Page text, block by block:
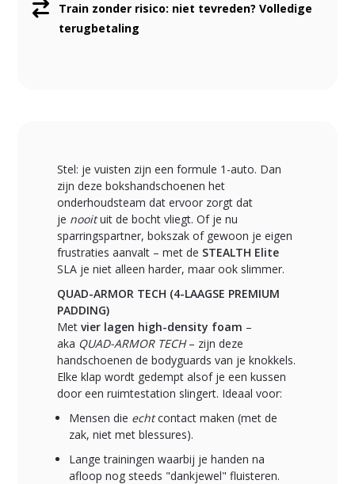
Train zonder risico: niet tevreden? Volledige
terugbetaling
Stel: je vuisten zijn een formule 1-auto. Dan
zijn deze bokshandschoenen het
onderhoudsteam dat ervoor zorgt dat
je nooituit de bocht vliegt. Of je nu
sparringspartner, bokszak of gewoon je eigen
frustraties aanvalt – met de STEALTH Elite
SLA je niet alleen harder, maar ook slimmer.
QUAD-ARMOR TECH (4-LAAGSE PREMIUM
PADDING)
Metvier lagen high-density foam –
aka QUAD-ARMOR TECH– zijn deze
handschoenen de bodyguards van je knokkels.
Elke klap wordt gedempt alsof je een kussen
door een ruimtestation slingert. Ideaal voor:
Mensen die echtcontact maken (met de
zak, niet met blessures).
Lange trainingen waarbij je handen na
afloop nog steeds "dankjewel" fluisteren.